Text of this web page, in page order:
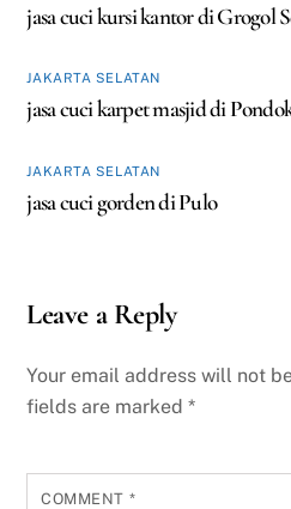
jasa cuci kursi kantor di Grogol
JAKARTA SELATAN
jasa cuci karpet masjid di
JAKARTA SELATAN
jasa cuci gorden di Pulo
Leave a Reply
Your email address will not
fields are marked*
COMMENT *